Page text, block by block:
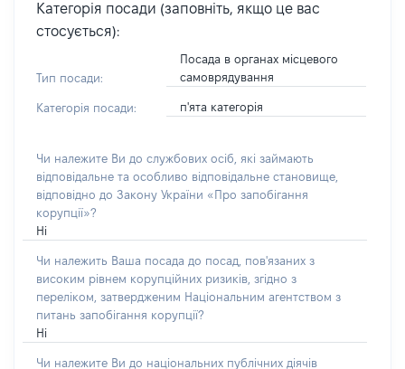
Категорія посади (заповніть, якщо це вас
стосується):
Тип посади:
Посада в органах місцевого
самоврядування
Категорія посади: п'ята категорія
Чи належите Ви до службових осіб, які займають
відповідальне та особливо відповідальне становище,
відповідно до Закону України «Про запобігання
корупції»?
Ні
Чи належить Ваша посада до посад, пов'язаних з
високим рівнем корупційних ризиків, згідно з
переліком, затвердженим Національним агентством з
питань запобігання корупції?
Ні
Чи належите Ви до національних публічних діячів